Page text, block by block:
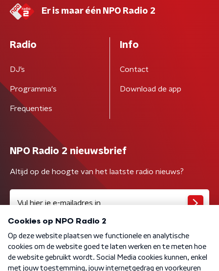
Er is maar één NPO Radio 2
Radio
DJ’s
Programma's
Frequenties
Info
Contact
Download de app
NPO Radio 2 nieuwsbrief
Altijd op de hoogte van het laatste radio nieuws?
Algemene voorwaarden